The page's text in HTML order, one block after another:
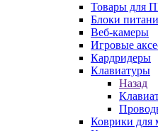
Товары для
Блоки
Веб-камеры
Игровые
Кардридеры
Клавиатуры
Назад
Коврики